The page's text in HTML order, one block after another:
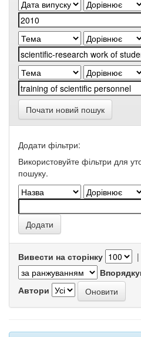
Почати новий пошук
Додати фільтри:
Використовуйте фільтри для
пошуку.
Вивести на сторінку |
Автори